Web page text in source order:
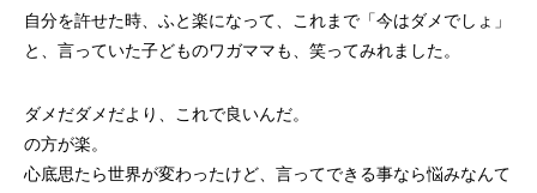
自分を許せた時、ふと楽になって、これまで「今はダメでしょ」
と、言っていた子どものワガママも、笑ってみれました。
ダメだダメだより、これで良いんだ。
の方が楽。
心底思たら世界が変わったけど、言ってできる事なら悩みなんて